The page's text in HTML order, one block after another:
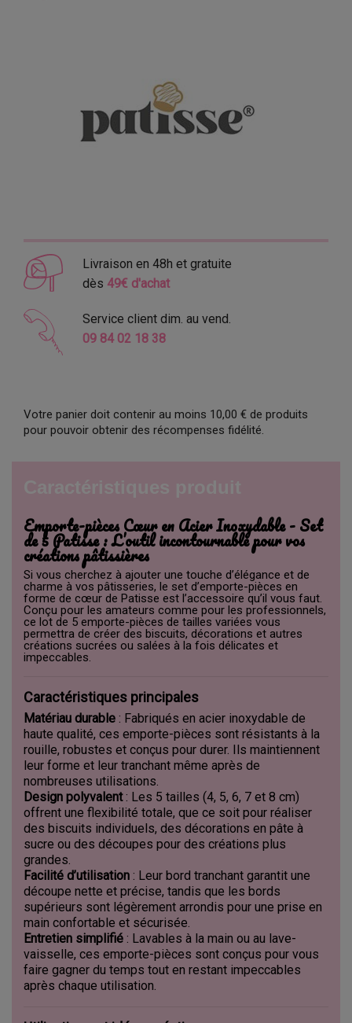
Livraison en 48h et gratuite
dès 49€ d'achat
Service client dim. au vend.
09 84 02 18 38
Votre panier doit contenir au moins 10,00 € de produits
pour pouvoir obtenir des récompenses fidélité.
Emporte-pièces Cœur en Acier Inoxydable - Set
de 5 Patisse : L’outil incontournable pour vos
créations pâtissières
Si vous cherchez à ajouter une touche d’élégance et de
charme à vos pâtisseries, le set d’emporte-pièces en
forme de cœur de Patisse est l’accessoire qu’il vous faut.
Conçu pour les amateurs comme pour les professionnels,
ce lot de 5 emporte-pièces de tailles variées vous
permettra de créer des biscuits, décorations et autres
créations sucrées ou salées à la fois délicates et
impeccables.
Caractéristiques principales
Matériau durable : Fabriqués en acier inoxydable de
haute qualité, ces emporte-pièces sont résistants à la
rouille, robustes et conçus pour durer. Ils maintiennent
leur forme et leur tranchant même après de
nombreuses utilisations.
Design polyvalent: Les 5 tailles (4, 5, 6, 7 et 8 cm)
offrent une flexibilité totale, que ce soit pour réaliser
des biscuits individuels, des décorations en pâte à
sucre ou des découpes pour des créations plus
grandes.
Facilité d’utilisation : Leur bord tranchant garantit une
découpe nette et précise, tandis que les bords
supérieurs sont légèrement arrondis pour une prise en
main confortable et sécurisée.
Entretien simplifié : Lavables à la main ou au lave-
vaisselle, ces emporte-pièces sont conçus pour vous
faire gagner du temps tout en restant impeccables
après chaque utilisation.